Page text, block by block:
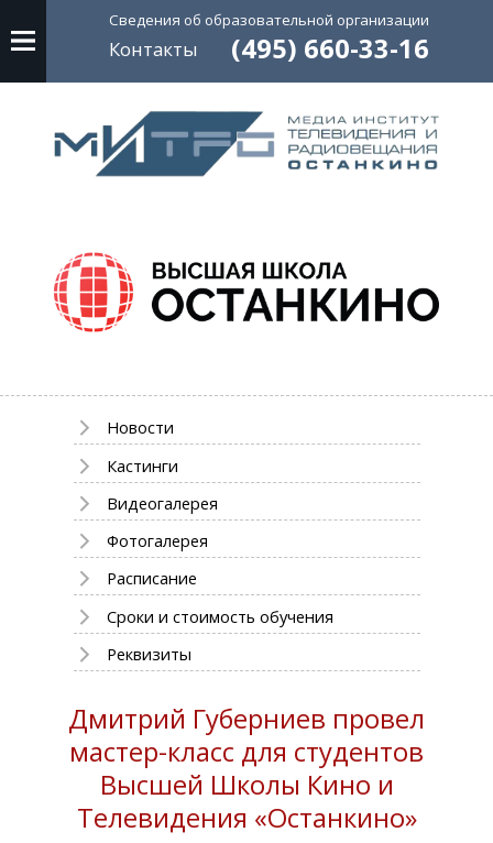
Сведения об образовательной организации
Контакты (495) 660-33-16
Новости
Кастинги
Видеогалерея
Фотогалерея
Расписание
Сроки и стоимость обучения
Реквизиты
Дмитрий Губерниев провел
мастер-класс для студентов
Высшей Школы Кино и
Телевидения «Останкино»